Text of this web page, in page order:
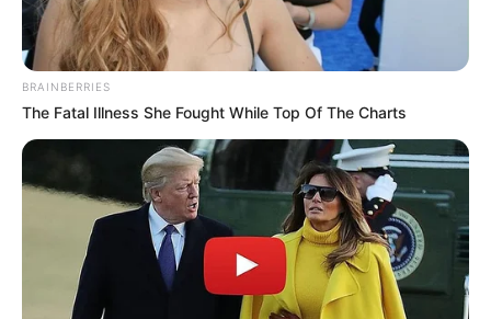
BRAINBERRIES
The Fatal Illness She Fought While Top Of The Charts